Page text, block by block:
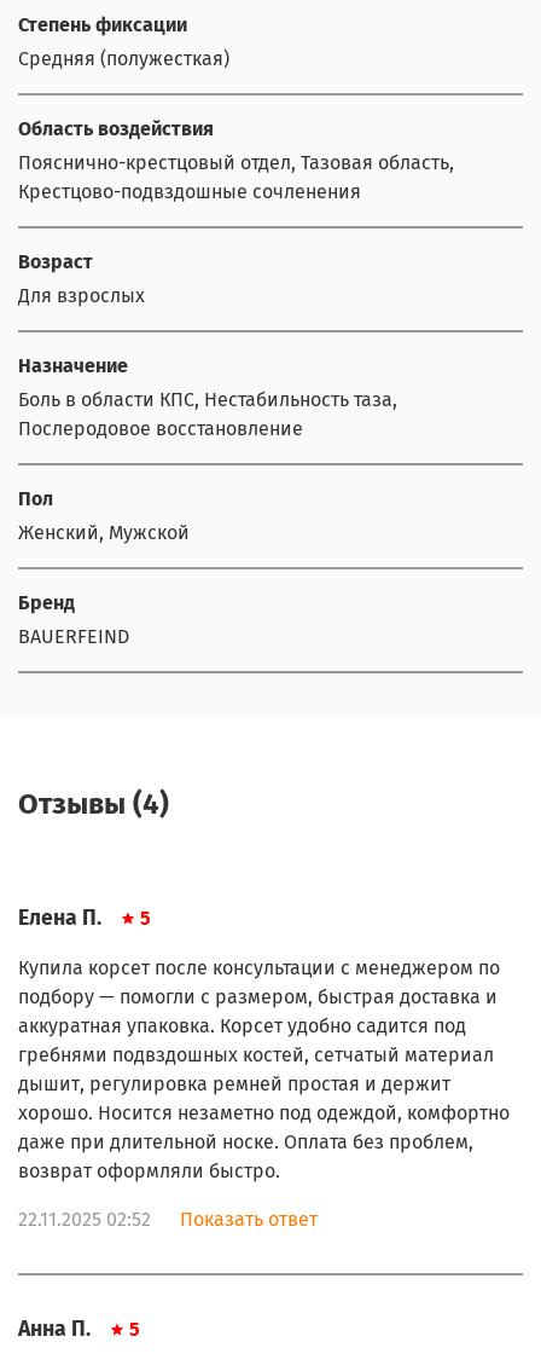
Степень фиксации
Средняя (полужесткая)
Область воздействия
Пояснично-крестцовый отдел, Тазовая область,
Крестцово-подвздошные сочленения
Возраст
Для взрослых
Назначение
Боль в области КПС, Нестабильность таза,
Послеродовое восстановление
Пол
Женский, Мужской
Бренд
BAUERFEIND
Отзывы (4)
Елена П. 5
Купила корсет после консультации с менеджером по
подбору — помогли с размером, быстрая доставка и
аккуратная упаковка. Корсет удобно садится под
гребнями подвздошных костей, сетчатый материал
дышит, регулировка ремней простая и держит
хорошо. Носится незаметно под одеждой, комфортно
даже при длительной носке. Оплата без проблем,
возврат оформляли быстро.
22.11.2025 02:52 Показать ответ
Анна П. 5